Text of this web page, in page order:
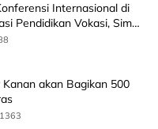
Internasional di
Pendidikan Vokasi, Simak
akan Bagikan 500
1363